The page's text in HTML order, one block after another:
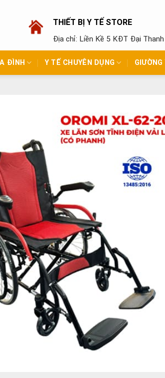
THIẾT BỊ Y TẾ STORE
Địa chỉ: Liền Kề 5 KĐT Đại
ĐÌNH Y TẾ CHUYÊN DỤNG GIƯỜNG